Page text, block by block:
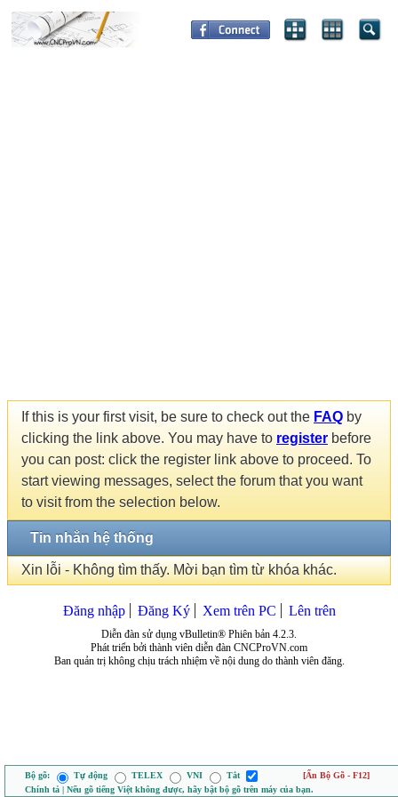
If this is your first visit, be sure to check out the FAQ by
clicking the link above. You may have to register before
you can post: click the register link above to proceed. To
start viewing messages, select the forum that you want
to visit from the selection below.
Tin nhắn hệ thống
Xin lỗi - Không tìm thấy. Mời bạn tìm từ khóa khác.
Đăng nhập Đăng Ký Xem trên PC Lên trên
Diễn đàn sử dụng vBulletin® Phiên bản 4.2.3.
Phát triển bởi thành viên diễn đàn CNCProVN.com
Ban quản trị không chịu trách nhiệm về nội dung do thành viên đăng.
Bộ gõ: Tự động TELEX VNI Tắt
[Ẩn Bộ Gõ - F12]
Chính tả | Nếu gõ tiếng Việt không được, hãy bật bộ gõ trên máy của bạn.